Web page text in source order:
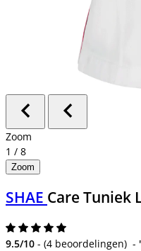
Zoom
1 / 8
Zoom
SHAE Care Tuniek
9.5/10 - (4 beoordelingen) -